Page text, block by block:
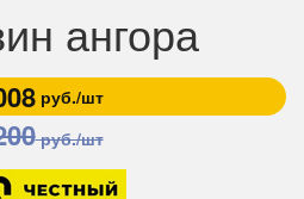
ангора
руб./шт
руб./шт